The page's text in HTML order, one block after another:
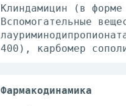
Клиндамицин (в
Вспомогательные
400), карбомер
Фармакодинамика